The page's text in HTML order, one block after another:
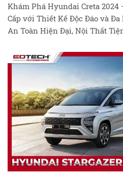
Khám Phá Hyundai Creta 2024
Cấp với Thiết Kế Độc Đáo và
An Toàn Hiện Đại, Nội Thất
Khám Phá Hyundai Creta